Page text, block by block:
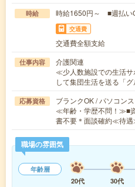
時給 時給1650円～ ■週払い
交通費
交通費全額支給
仕事内容
介護関連
≪少人数施設での生活
して集団生活を送る「
応募資格
ブランクOK / パソコン
≪年齢・学歴不問！≫■
書不要＊面談確約≪待
職場の雰囲気
年齢層
20代
30代